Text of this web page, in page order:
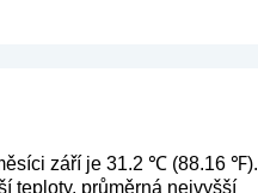
září je 31.2 ℃ (88.16 ℉).
teploty, průměrná nejvyšší